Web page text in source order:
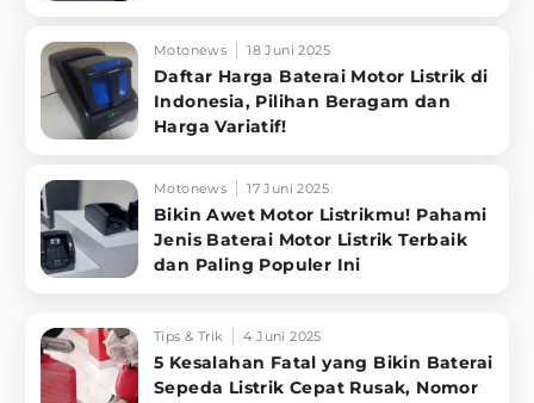
Motonews 18 Juni 2025
Daftar Harga Baterai Motor Listrik di
Indonesia, Pilihan Beragam dan
Harga Variatif!
Motonews 17 Juni 2025
Bikin Awet Motor Listrikmu! Pahami
Jenis Baterai Motor Listrik Terbaik
dan Paling Populer Ini
Tips & Trik 4 Juni 2025
5 Kesalahan Fatal yang Bikin Baterai
Sepeda Listrik Cepat Rusak, Nomor